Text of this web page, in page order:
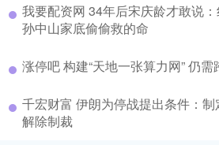
我要配资网 34年后宋庆龄才敢说
孙中山家底偷偷救的命
涨停吧 构建“天地一张算力网” 仍
千宏财富 伊朗为停战提出条件：制
解除制裁